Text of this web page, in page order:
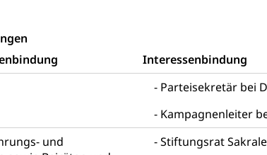
Interessenbindung
Parteisekretär bei
Kampagnenleiter
und
Stiftungsrat
Geburtsanzeige
(WAS Luzern) Schwangerschaft / Geburt
Psychische Gesundheit IV